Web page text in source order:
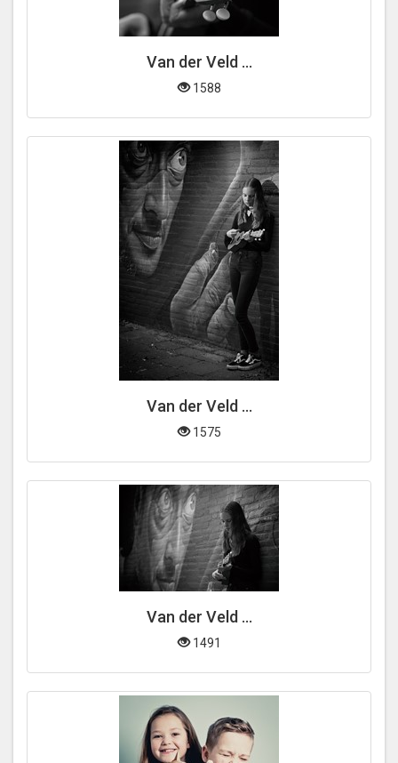
Van der Veld ...
1588
Van der Veld ...
1575
Van der Veld ...
1491